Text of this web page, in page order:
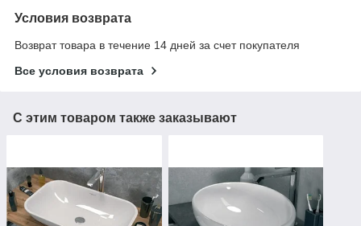
Условия возврата
Возврат товара в течение 14 дней за счет покупателя
Все условия возврата
С этим товаром также заказывают